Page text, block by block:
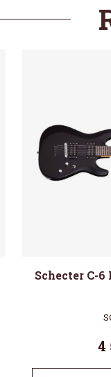
Schecter C-
4